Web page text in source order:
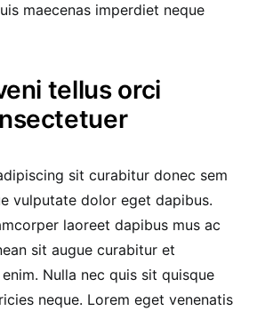
maecenas imperdiet neque
tellus orci
sit curabitur donec sem
vulputate dolor eget dapibus.
laoreet dapibus mus ac
sit augue curabitur et
Nulla nec quis sit quisque
neque. Lorem eget venenatis